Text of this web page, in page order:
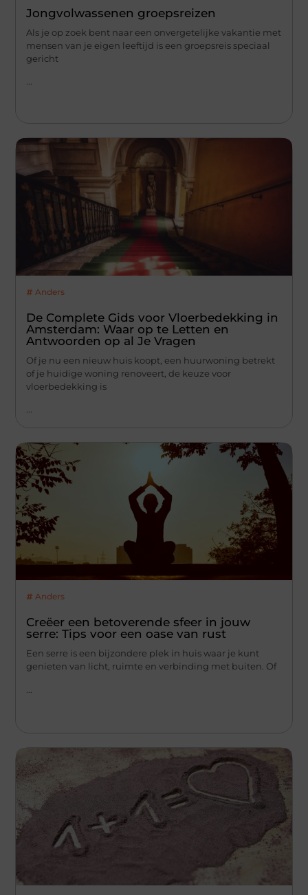
Jongvolwassenen groepsreizen
Als je op zoek bent naar een onvergetelijke vakantie met
mensen van je eigen leeftijd is een groepsreis speciaal
gericht
Anders
De Complete Gids voor Vloerbedekking in
Amsterdam: Waar op te Letten en
Antwoorden op al Je Vragen
Of je nu een nieuw huis koopt, een huurwoning betrekt
of je huidige woning renoveert, de keuze voor
vloerbedekking is
...
Anders
Creëer een betoverende sfeer in jouw
serre: Tips voor een oase van rust
Een serre is een bijzondere plek in huis waar je kunt
genieten van licht, ruimte en verbinding met buiten. Of